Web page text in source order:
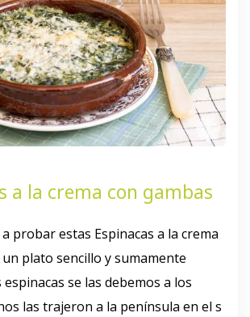
a la crema con gambas
probar estas Espinacas a la crema
plato sencillo y sumamente
espinacas se las debemos a los
las trajeron a la península en el s